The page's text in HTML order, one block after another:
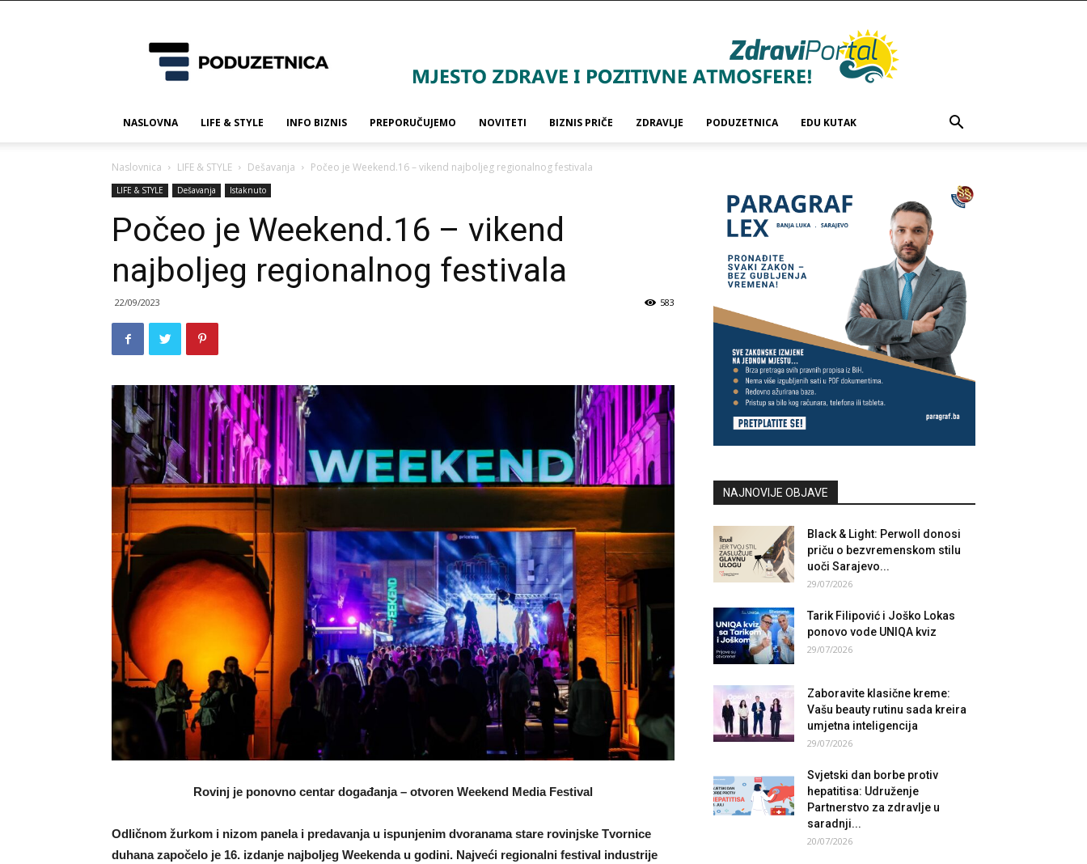
NASLOVNA LIFE & STYLE INFO BIZNIS PREPORUČUJEMO NOVITETI BIZNIS PRIČE ZDRAVLJE PODUZETNICA EDU KUTAK
Naslovnica LIFE & STYLE Dešavanja Počeo je Weekend.16 – vikend najboljeg regionalnog festivala
LIFE & STYLE Dešavanja Istaknuto
Počeo je Weekend.16 – vikend
najboljeg regionalnog festivala
22/09/2023 583
Rovinj je ponovno centar događanja – otvoren Weekend Media Festival
Odličnom žurkom i nizom panela i predavanja u ispunjenim dvoranama stare rovinjske Tvornice
duhana započelo je 16. izdanje najboljeg Weekenda u godini. Najveći regionalni festival industrije
NAJNOVIJE OBJAVE
Black & Light: Perwoll donosi
priču o bezvremenskom stilu
uoči Sarajevo...
29/07/2026
Tarik Filipović i Joško Lokas
ponovo vode UNIQA kviz
29/07/2026
Zaboravite klasične kreme:
Vašu beauty rutinu sada kreira
umjetna inteligencija
29/07/2026
Svjetski dan borbe protiv
hepatitisa: Udruženje
Partnerstvo za zdravlje u
saradnji...
20/07/2026